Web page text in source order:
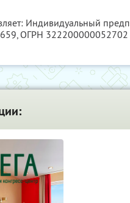
Индивидуальный
, ОГРН 322200000052702